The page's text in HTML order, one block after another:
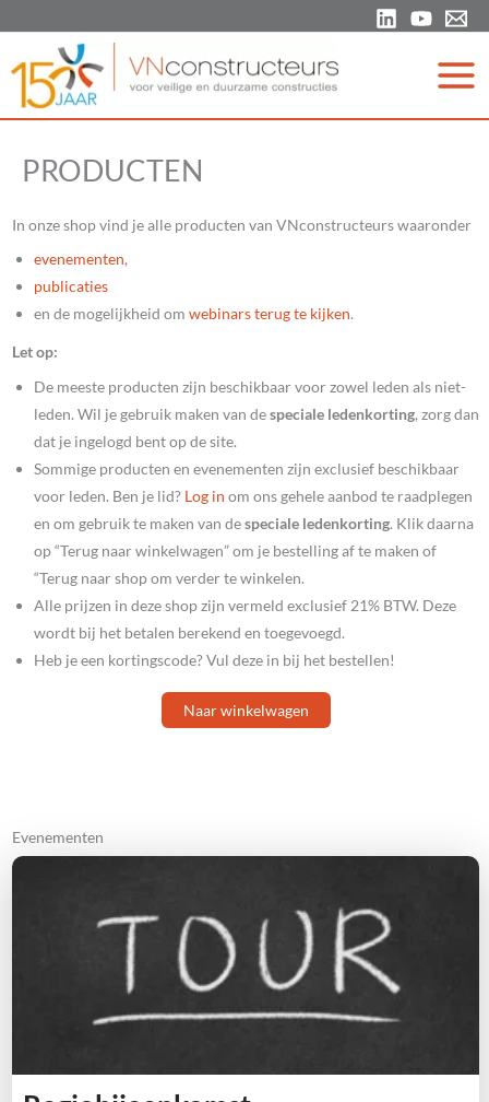
de
inhoud
PRODUCTEN
In onze shop vind je alle producten van VNconstructeurs waaronder
evenementen,
publicaties
en de mogelijkheid om webinars terug te kijken.
Let op:
De meeste producten zijn beschikbaar voor zowel leden als niet-
leden. Wil je gebruik maken van despeciale ledenkorting, zorg dan
dat je ingelogd bent op de site.
Sommige producten en evenementen zijn exclusief beschikbaar
voor leden. Ben je lid? Log in om ons gehele aanbod te raadplegen
en om gebruik te maken van despeciale ledenkorting. Klik daarna
op “Terug naar winkelwagen” om je bestelling af te maken of
“Terug naar shop om verder te winkelen.
Alle prijzen in deze shop zijn vermeld exclusief 21% BTW. Deze
wordt bij het betalen berekend en toegevoegd.
Heb je een kortingscode? Vul deze in bij het bestellen!
Naar winkelwagen
Evenementen